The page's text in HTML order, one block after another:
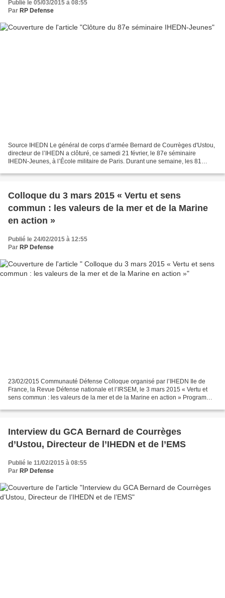
Publié le 05/03/2015 à 08:55
Par RP Defense
Source IHEDN Le général de corps d’armée Bernard de Courrèges d'Ustou,
directeur de l’IHEDN a clôturé, ce samedi 21 février, le 87e séminaire
IHEDN-Jeunes, à l’École militaire de Paris. Durant une semaine, les 81
Colloque du 3 mars 2015 « Vertu et sens
commun : les valeurs de la mer et de la Marine
en action »
Publié le 24/02/2015 à 12:55
Par RP Defense
23/02/2015 Communauté Défense Colloque organisé par l’IHEDN Ile de
France, la Revue Défense nationale et l’IRSEM, le 3 mars 2015 « Vertu et
sens commun : les valeurs de la mer et de la Marine en action » Programme
Interview du GCA Bernard de Courrèges
d’Ustou, Directeur de l’IHEDN et de l’EMS
Publié le 11/02/2015 à 08:55
Par RP Defense